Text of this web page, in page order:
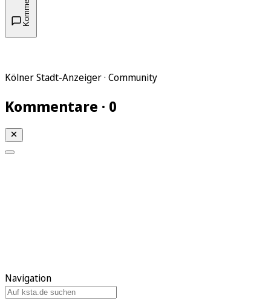
Kölner Stadt-Anzeiger · Community
Kommentare · 0
Navigation